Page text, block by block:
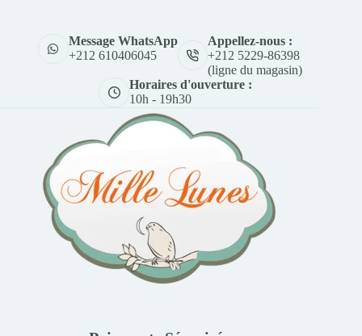
Message WhatsApp
+212 610406045
Appellez-nous :
+212 5229-86398
(ligne du magasin)
Horaires d'ouverture :
10h - 19h30